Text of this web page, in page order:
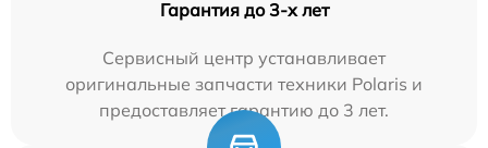
Гарантия до 3-х лет
Сервисный центр устанавливает
оригинальные запчасти техники Polaris и
предоставляет гарантию до 3 лет.